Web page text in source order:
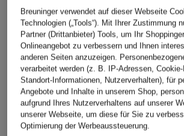
van Laack
DRYKORN
Breuninger verwendet auf dieser Webseite
Technologien („Tools“). Mit Ihrer Zustimmung
Partner (Drittanbieter) Tools, um Ihr
Onlineangebot zu verbessern und Ihnen
anderen Seiten anzuzeigen.
verarbeitet werden (z. B. IP-Adressen,
Standort-Informationen, Nutzerverhalten), für
Angebote und Inhalte in unserem Shop,
aufgrund Ihres Nutzerverhaltens auf unserer
unserer Webseite, um diese für Sie zu
Optimierung der Werbeaussteuerung.